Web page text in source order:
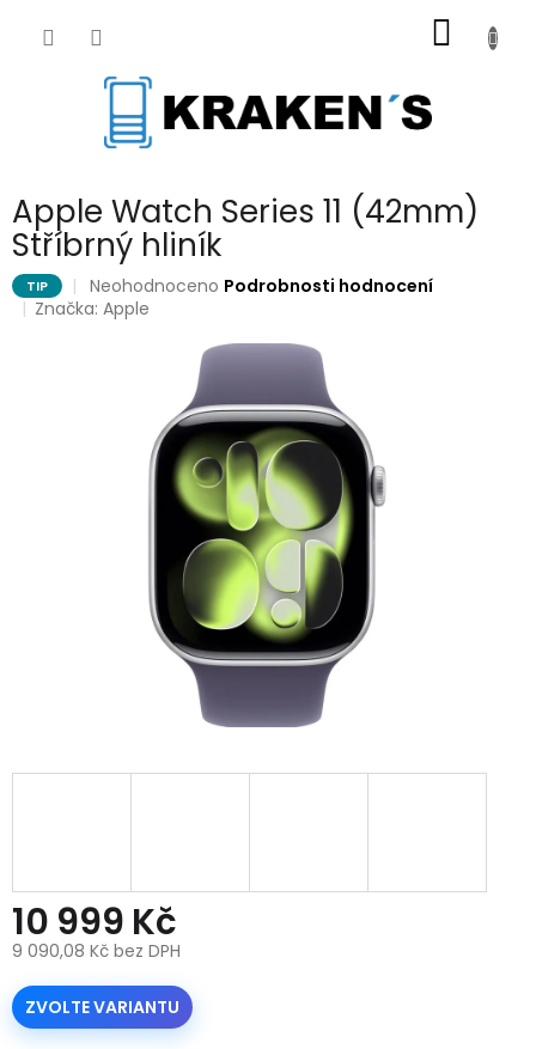
KOŠÍK
Apple Watch Series 11 (42mm)
Stříbrný hliník
TIP
Průměrné
hodnocení
hvězdiček.
Neohodnoceno Podrobnosti hodnocení
Značka:Apple
10 999 Kč
9 090,08 Kč bez DPH
Měrná
cena:
ZVOLTE VARIANTU